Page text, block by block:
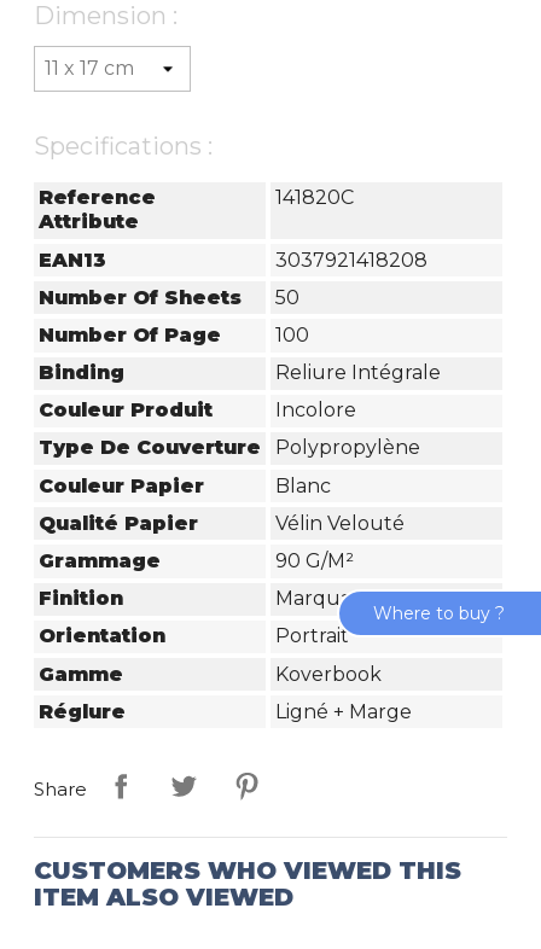
Dimension :
Specifications :
Reference
Attribute
141820C
EAN13
3037921418208
Number Of Sheets
50
Number Of Page
100
Binding
Reliure Intégrale
Couleur Produit
Incolore
Type De Couverture
Polypropylène
Couleur Papier
Blanc
Qualité Papier
Vélin Velouté
Grammage
90 G/m²
Finition
Marquage Argent
Orientation
Portrait
Gamme
Koverbook
Réglure
Ligné + Marge
Share
CUSTOMERS WHO VIEWED THIS
ITEM ALSO VIEWED
Where to buy ?